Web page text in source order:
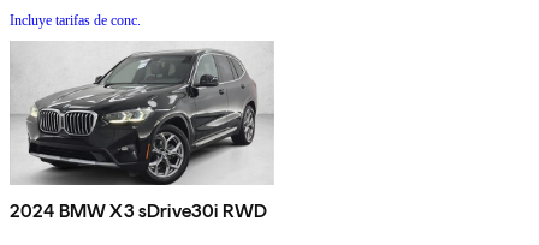
Incluye tarifas de conc.
2024 BMW X3 sDrive30i RWD